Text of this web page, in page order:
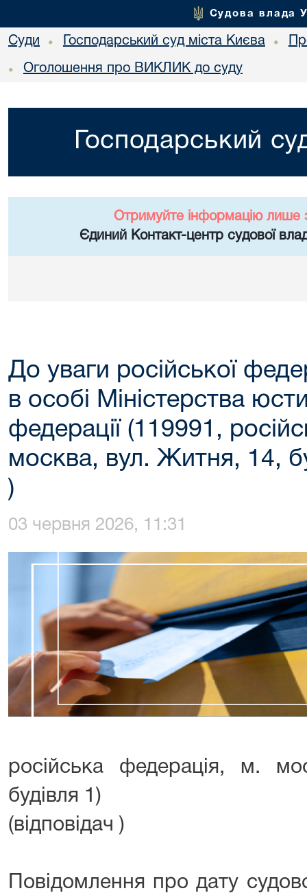
Судова влада
Суди • Господарський суд міста Києва •
• Оголошення про ВИКЛИК до суду
Господарський
Отримуйте інформацію лише
Єдиний Контакт-центр судової
До уваги російської
в особі Міністерства
федерації (119991,
москва, вул. Житня, 14,
)
03 червня 2026, 11:31
російська федерація, м.
будівля 1)
(відповідач )
Повідомлення про дату